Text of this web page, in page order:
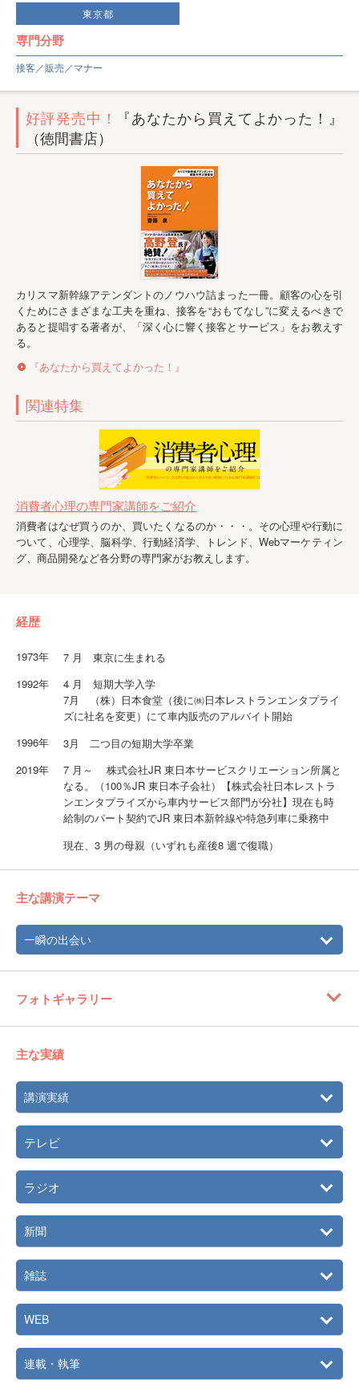
東京都
専門分野
接客／販売／マナー
好評発売中！
『あなたから買えてよかった！』
（徳間書店）
カリスマ新幹線アテンダントのノウハウ詰まった一冊。顧客の心を引
くためにさまざまな工夫を重ね、接客を“おもてなし”に変えるべきで
あると提唱する著者が、「深く心に響く接客とサービス」をお教えす
る。
『あなたから買えてよかった！』
関連特集
消費者心理の専門家講師をご紹介
消費者はなぜ買うのか、買いたくなるのか・・・。その心理や行動に
ついて、心理学、脳科学、行動経済学、トレンド、Webマーケティン
グ、商品開発など各分野の専門家がお教えします。
経歴
1973年
7 月 東京に生まれる
1992年
4 月 短期大学入学
7月 （株）日本食堂（後に㈱日本レストランエンタプライ
ズに社名を変更）にて車内販売のアルバイト開始
1996年
3月 二つ目の短期大学卒業
2019年
7 月～ 株式会社JR 東日本サービスクリエーション所属と
なる。（100％JR 東日本子会社）【株式会社日本レストラ
ンエンタプライズから車内サービス部門が分社】現在も時
給制のパート契約でJR 東日本新幹線や特急列車に乗務中
現在、3 男の母親（いずれも産後8 週で復職）
主な講演テーマ
一瞬の出会い
フォトギャラリー
主な実績
講演実績
テレビ
ラジオ
新聞
雑誌
WEB
連載・執筆